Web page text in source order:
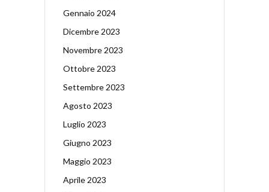
Gennaio 2024
Dicembre 2023
Novembre 2023
Ottobre 2023
Settembre 2023
Agosto 2023
Luglio 2023
Giugno 2023
Maggio 2023
Aprile 2023